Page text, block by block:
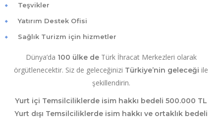
Teşvikler
Yatırım Destek Ofisi
Sağlık Turizm için hizmetler
Dünya’da 100 ülke deTürk İhracat Merkezleri olarak
örgütlenecektir. Siz de geleceğinizi Türkiye’nin geleceği ile
şekillendirin.
Yurt içi Temsilciliklerde isim hakkı bedeli 500.000 TL
Yurt dışı Temsilciliklerde isim hakkı ve ortaklık bedeli